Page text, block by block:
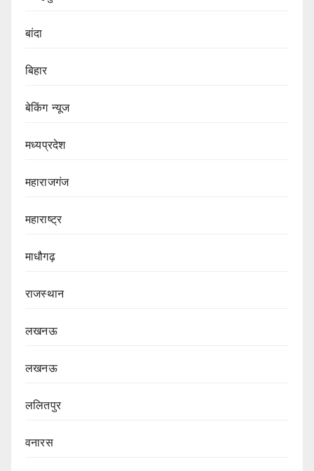
बांदा
बिहार
बेकिंग न्यूज
मध्यप्रदेश
महाराजगंज
महाराष्ट्र
माधौगढ़
राजस्थान
लखनऊ
लखनऊ
ललितपुर
वनारस